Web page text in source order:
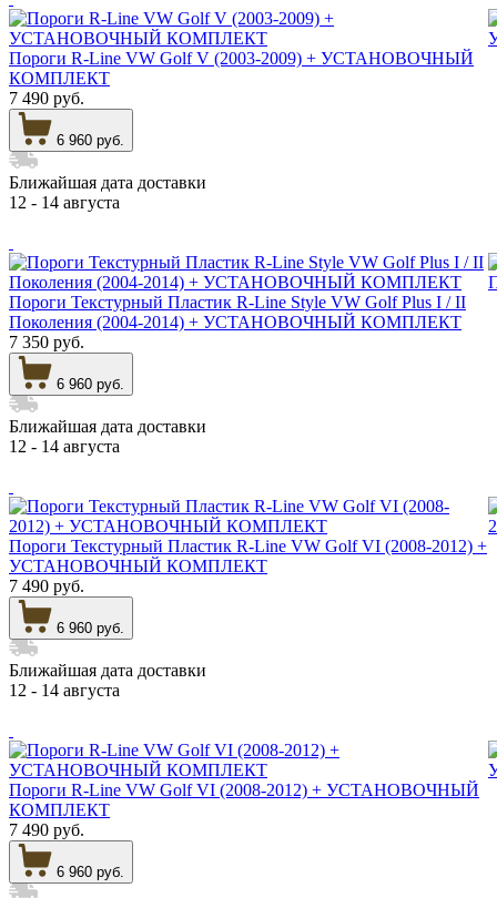
Пороги R-Line VW Golf V (2003-2009) + УСТАНОВОЧНЫЙ
КОМПЛЕКТ
7 490 руб.
6 960 руб.
Ближайшая дата доставки
12 - 14 августа
Пороги Текстурный Пластик R-Line Style VW Golf Plus I / II
Поколения (2004-2014) + УСТАНОВОЧНЫЙ КОМПЛЕКТ
7 350 руб.
6 960 руб.
Ближайшая дата доставки
12 - 14 августа
Пороги Текстурный Пластик R-Line VW Golf VI (2008-2012) +
УСТАНОВОЧНЫЙ КОМПЛЕКТ
7 490 руб.
6 960 руб.
Ближайшая дата доставки
12 - 14 августа
Пороги R-Line VW Golf VI (2008-2012) + УСТАНОВОЧНЫЙ
КОМПЛЕКТ
7 490 руб.
6 960 руб.